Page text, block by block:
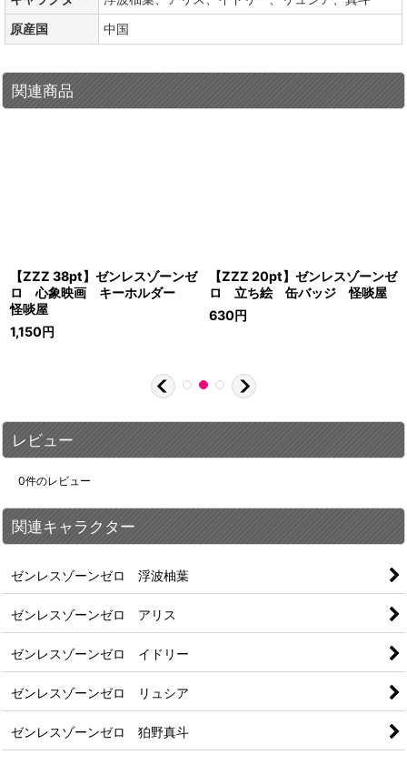
原産国
中国
関連商品
【ZZZ 38pt】ゼンレスゾーンゼ
ロ 心象映画 キーホルダー
怪啖屋
1,150円
【ZZZ 20pt】ゼンレスゾーンゼ
ロ 立ち絵 缶バッジ 怪啖屋
630円
レビュー
0件のレビュー
関連キャラクター
ゼンレスゾーンゼロ 浮波柚葉
ゼンレスゾーンゼロ アリス
ゼンレスゾーンゼロ イドリー
ゼンレスゾーンゼロ リュシア
ゼンレスゾーンゼロ 狛野真斗